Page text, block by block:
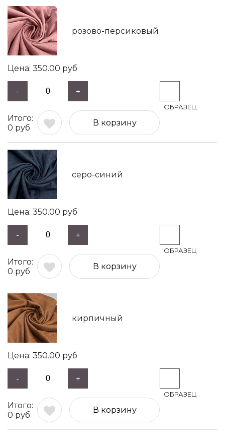
розово-персиковый
350.00 руб
- +
0 руб
В корзину
серо-синий
350.00 руб
- +
0 руб
В корзину
кирпичный
350.00 руб
- +
0 руб
В корзину